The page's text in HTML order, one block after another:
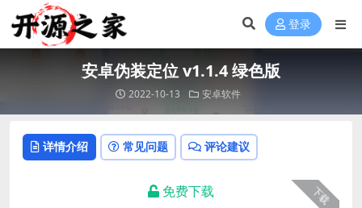
登录
安卓伪装定位 v1.1.4 绿色版
2022-10-13 安卓软件
详情介绍 常见问题 评论建议
下载
免费下载